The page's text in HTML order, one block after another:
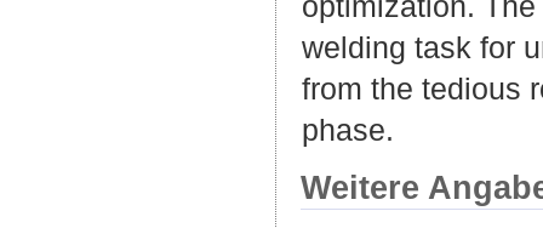
welding task for
from the tedious
phase.
Weitere